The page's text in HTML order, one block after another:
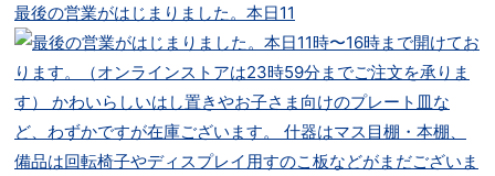
最後の営業がはじまりました。本日11